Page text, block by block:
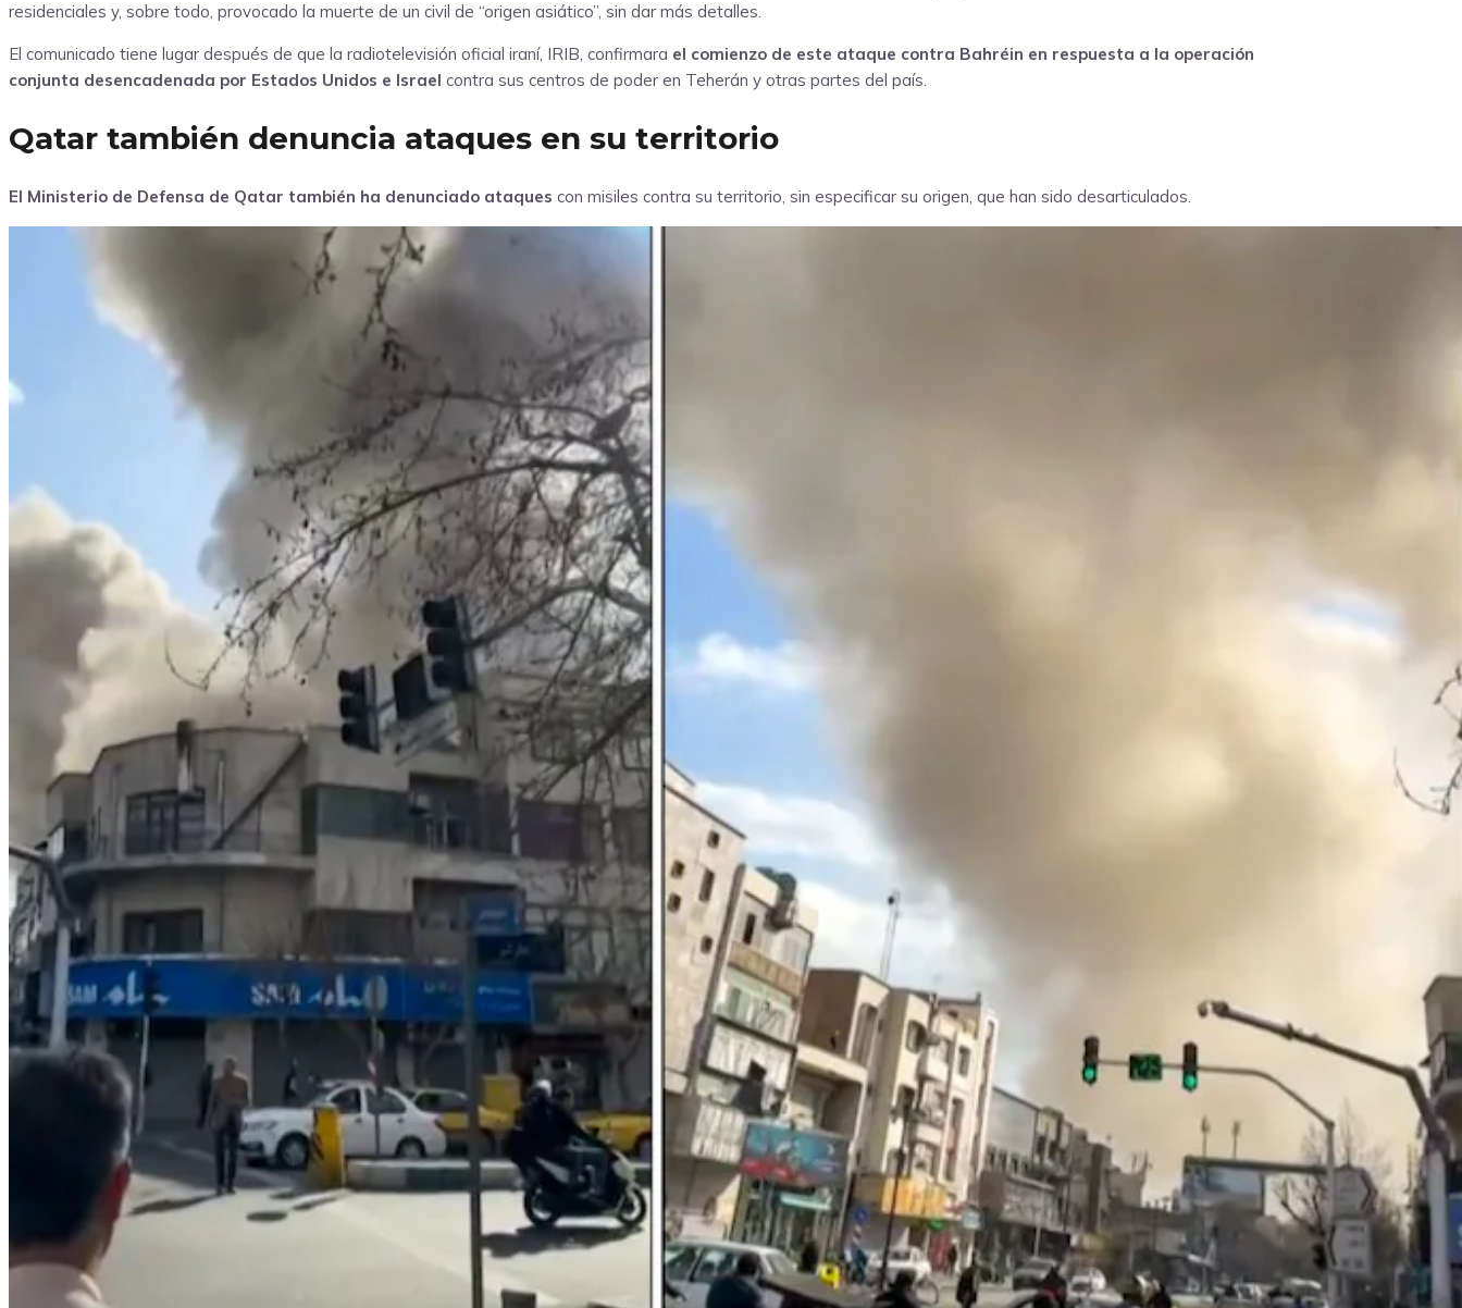
residenciales y, sobre todo, provocado la muerte de un civil de “origen asiático”, sin dar más detalles.
El comunicado tiene lugar después de que la radiotelevisión oficial iraní, IRIB, confirmara el comienzo de este ataque contra Bahréin en respuesta a la operación
conjunta desencadenada por Estados Unidos e Israel contra sus centros de poder en Teherán y otras partes del país.
Qatar también denuncia ataques en su territorio
El Ministerio de Defensa de Qatar también ha denunciado ataques con misiles contra su territorio, sin especificar su origen, que han sido desarticulados.